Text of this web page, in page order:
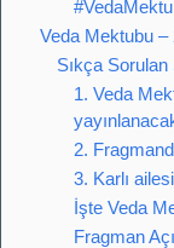
Veda Mektubu –
Sıkça Sorulan
1. Veda
2.
3. Karlı
İşte Veda
Fragman